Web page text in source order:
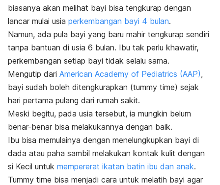
biasanya akan melihat bayi bisa tengkurap dengan
lancar mulai usia perkembangan bayi 4 bulan.
Namun, ada pula bayi yang baru mahir tengkurap sendiri
tanpa bantuan di usia 6 bulan. Ibu tak perlu khawatir,
perkembangan setiap bayi tidak selalu sama.
Mengutip dari American Academy of Pediatrics (AAP),
bayi sudah boleh ditengkurapkan (tummy time) sejak
hari pertama pulang dari rumah sakit.
Meski begitu, pada usia tersebut, ia mungkin belum
benar-benar bisa melakukannya dengan baik.
Ibu bisa memulainya dengan menelungkupkan bayi di
dada atau paha sambil melakukan kontak kulit dengan
si Kecil untuk mempererat ikatan batin ibu dan anak.
Tummy time bisa menjadi cara untuk melatih bayi agar